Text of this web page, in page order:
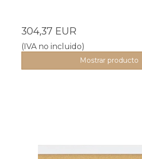
304,37 EUR
(IVA no incluido)
Mostrar producto